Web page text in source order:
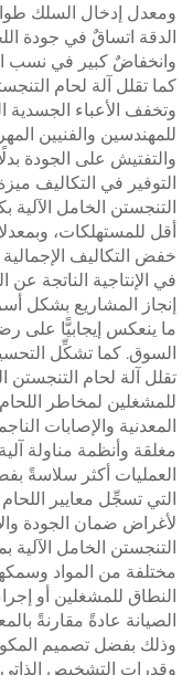
ومعدل إدخال السلك
الدقة اتساقٌ في جودة
وانخفاضٌ كبير في نسب
كما تقلل آلة لحام
وتخفف الأعباء الجسدية
للمهندسين والفنيين
والتفتيش على الجودة
التوفير في التكاليف
التنجستن الخامل الآلية
أقل للمستهلكات،
خفض التكاليف
في الإنتاجية الناتجة
إنجاز المشاريع بشكل
ما ينعكس إيجابيًّا على
السوق. كما تشكِّل
تقلل آلة لحام التنجستن
للمشغلين لمخاطر
المعدنية والإصابات
مغلقة وأنظمة مناولة
العمليات أكثر سلاسةً
التي تسجِّل معايير
لأغراض ضمان الجودة
التنجستن الخامل الآلية
مختلفة من المواد
النطاق للمشغلين أو
الصيانة عادةً مقارنةً
وذلك بفضل تصميم
وقدرات التشخيص